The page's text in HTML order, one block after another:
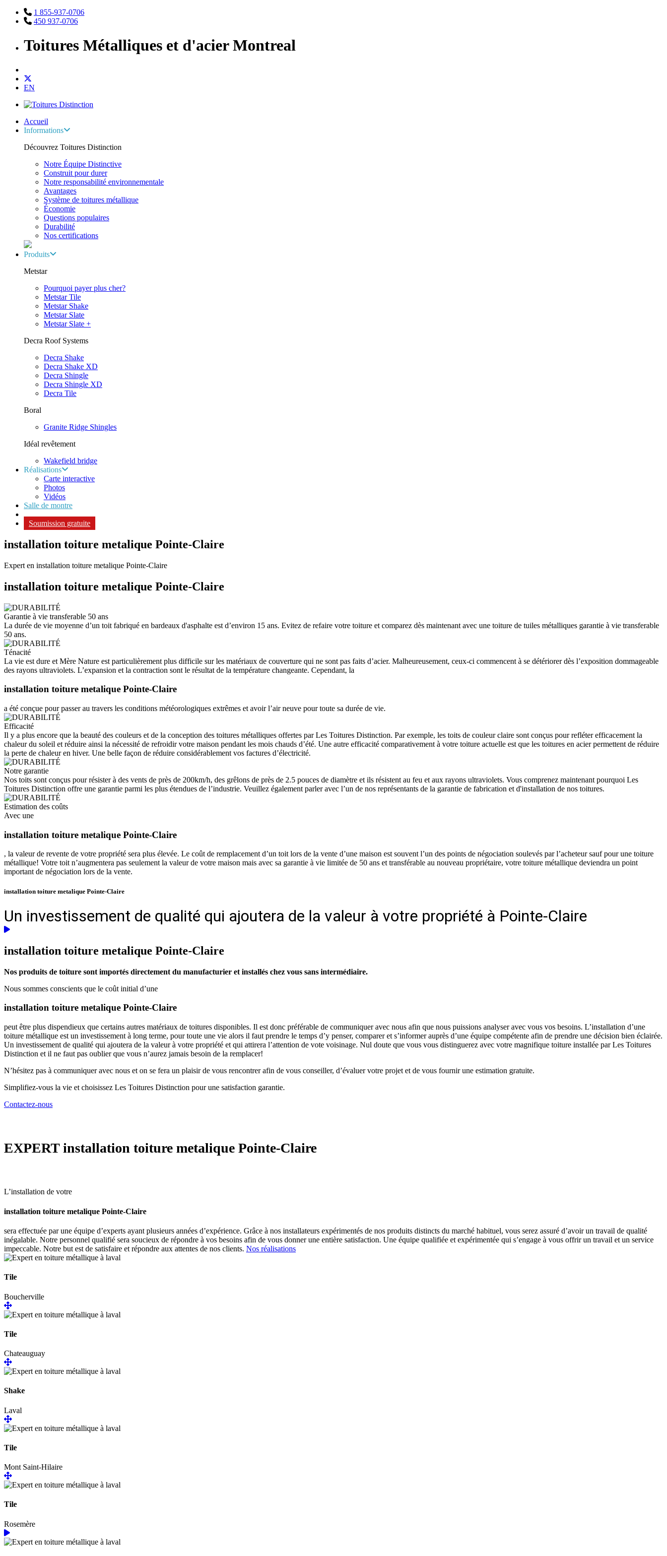
1 855-937-0706
450 937-0706
Toitures Métalliques et d'acier Montreal
EN
Accueil
Informations
Découvrez Toitures Distinction
Notre Équipe Distinctive
Construit pour durer
Notre responsabilité environnementale
Avantages
Système de toitures métallique
Économie
Questions populaires
Durabilité
Nos certifications
Produits
Metstar
Pourquoi payer plus cher?
Metstar Tile
Metstar Shake
Metstar Slate
Metstar Slate +
Decra Roof Systems
Decra Shake
Decra Shake XD
Decra Shingle
Decra Shingle XD
Decra Tile
Boral
Granite Ridge Shingles
Idéal revêtement
Wakefield bridge
Réalisations
Carte interactive
Photos
Vidéos
Salle de montre
Soumission gratuite
installation toiture metalique Pointe-Claire
Expert en installation toiture metalique Pointe-Claire
installation toiture metalique Pointe-Claire
Garantie à vie transferable 50 ans
La durée de vie moyenne d’un toit fabriqué en bardeaux d'asphalte est d’environ 15 ans. Evitez de refaire votre toiture et comparez dès maintenant avec une toiture de tuiles métalliques garantie à vie transferable
50 ans.
Ténacité
La vie est dure et Mère Nature est particulièrement plus difficile sur les matériaux de couverture qui ne sont pas faits d’acier. Malheureusement, ceux-ci commencent à se détériorer dès l’exposition dommageable
des rayons ultraviolets. L’expansion et la contraction sont le résultat de la température changeante. Cependant, la
installation toiture metalique Pointe-Claire
a été conçue pour passer au travers les conditions météorologiques extrêmes et avoir l’air neuve pour toute sa durée de vie.
Efficacité
Il y a plus encore que la beauté des couleurs et de la conception des toitures métalliques offertes par Les Toitures Distinction. Par exemple, les toits de couleur claire sont conçus pour refléter efficacement la
chaleur du soleil et réduire ainsi la nécessité de refroidir votre maison pendant les mois chauds d’été. Une autre efficacité comparativement à votre toiture actuelle est que les toitures en acier permettent de réduire
la perte de chaleur en hiver. Une belle façon de réduire considérablement vos factures d’électricité.
Notre garantie
Nos toits sont conçus pour résister à des vents de près de 200km/h, des grêlons de près de 2.5 pouces de diamètre et ils résistent au feu et aux rayons ultraviolets. Vous comprenez maintenant pourquoi Les
Toitures Distinction offre une garantie parmi les plus étendues de l’industrie. Veuillez également parler avec l’un de nos représentants de la garantie de fabrication et d'installation de nos toitures.
Estimation des coûts
Avec une
installation toiture metalique Pointe-Claire
, la valeur de revente de votre propriété sera plus élevée. Le coût de remplacement d’un toit lors de la vente d’une maison est souvent l’un des points de négociation soulevés par l’acheteur sauf pour une toiture
métallique! Votre toit n’augmentera pas seulement la valeur de votre maison mais avec sa garantie à vie limitée de 50 ans et transférable au nouveau propriétaire, votre toiture métallique deviendra un point
important de négociation lors de la vente.
installation toiture metalique Pointe-Claire
Un investissement de qualité qui ajoutera de la valeur à votre propriété à Pointe-Claire
installation toiture metalique Pointe-Claire
Nos produits de toiture sont importés directement du manufacturier et installés chez vous sans intermédiaire.
Nous sommes conscients que le coût initial d’une
installation toiture metalique Pointe-Claire
peut être plus dispendieux que certains autres matériaux de toitures disponibles. Il est donc préférable de communiquer avec nous afin que nous puissions analyser avec vous vos besoins. L’installation d’une
toiture métallique est un investissement à long terme, pour toute une vie alors il faut prendre le temps d’y penser, comparer et s’informer auprès d’une équipe compétente afin de prendre une décision bien éclairée.
Un investissement de qualité qui ajoutera de la valeur à votre propriété et qui attirera l’attention de vote voisinage. Nul doute que vous vous distinguerez avec votre magnifique toiture installée par Les Toitures
Distinction et il ne faut pas oublier que vous n’aurez jamais besoin de la remplacer!
N’hésitez pas à communiquer avec nous et on se fera un plaisir de vous rencontrer afin de vous conseiller, d’évaluer votre projet et de vous fournir une estimation gratuite.
Simplifiez-vous la vie et choisissez Les Toitures Distinction pour une satisfaction garantie.
Contactez-nous
EXPERTinstallation toiture metalique Pointe-Claire
L’installation de votre
installation toiture metalique Pointe-Claire
sera effectuée par une équipe d’experts ayant plusieurs années d’expérience. Grâce à nos installateurs expérimentés de nos produits distincts du marché habituel, vous serez assuré d’avoir un travail de qualité
inégalable. Notre personnel qualifié sera soucieux de répondre à vos besoins afin de vous donner une entière satisfaction. Une équipe qualifiée et expérimentée qui s’engage à vous offrir un travail et un service
impeccable. Notre but est de satisfaire et répondre aux attentes de nos clients. Nos réalisations
Tile
Boucherville
Tile
Chateauguay
Shake
Laval
Tile
Mont Saint-Hilaire
Tile
Rosemère